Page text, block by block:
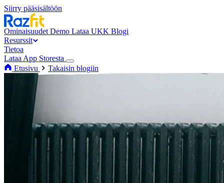
Siirry pääsisältöön
Ominaisuudet Demo Lataa UKK Blogi
Resurssit
Tietoa
Lataa App Storesta
Etusivu
Takaisin blogiin